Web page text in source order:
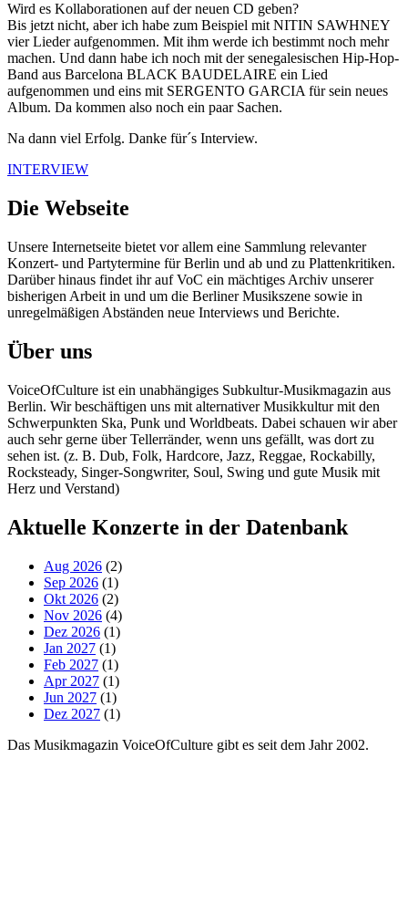
Wird es Kollaborationen auf der neuen CD geben?
Bis jetzt nicht, aber ich habe zum Beispiel mit NITIN SAWHNEY
vier Lieder aufgenommen. Mit ihm werde ich bestimmt noch mehr
machen. Und dann habe ich noch mit der senegalesischen Hip-Hop-
Band aus Barcelona BLACK BAUDELAIRE ein Lied
aufgenommen und eins mit SERGENTO GARCIA für sein neues
Album. Da kommen also noch ein paar Sachen.
Na dann viel Erfolg. Danke für´s Interview.
INTERVIEW
Die Webseite
Unsere Internetseite bietet vor allem eine Sammlung relevanter
Konzert- und Partytermine für Berlin und ab und zu Plattenkritiken.
Darüber hinaus findet ihr auf VoC ein mächtiges Archiv unserer
bisherigen Arbeit in und um die Berliner Musikszene sowie in
unregelmäßigen Abständen neue Interviews und Berichte.
Über uns
VoiceOfCulture ist ein unabhängiges Subkultur-Musikmagazin aus
Berlin. Wir beschäftigen uns mit alternativer Musikkultur mit den
Schwerpunkten Ska, Punk und Worldbeats. Dabei schauen wir aber
auch sehr gerne über Tellerränder, wenn uns gefällt, was dort zu
sehen ist. (z. B. Dub, Folk, Hardcore, Jazz, Reggae, Rockabilly,
Rocksteady, Singer-Songwriter, Soul, Swing und gute Musik mit
Herz und Verstand)
Aktuelle Konzerte in der Datenbank
Aug 2026 (2)
Sep 2026 (1)
Okt 2026 (2)
Nov 2026 (4)
Dez 2026 (1)
Jan 2027 (1)
Feb 2027 (1)
Apr 2027 (1)
Jun 2027 (1)
Dez 2027 (1)
Das Musikmagazin VoiceOfCulture gibt es seit dem Jahr 2002.